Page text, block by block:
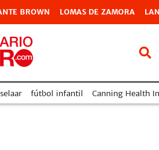
BROWN LOMAS DE ZAMORA
fútbol infantil Canning Health